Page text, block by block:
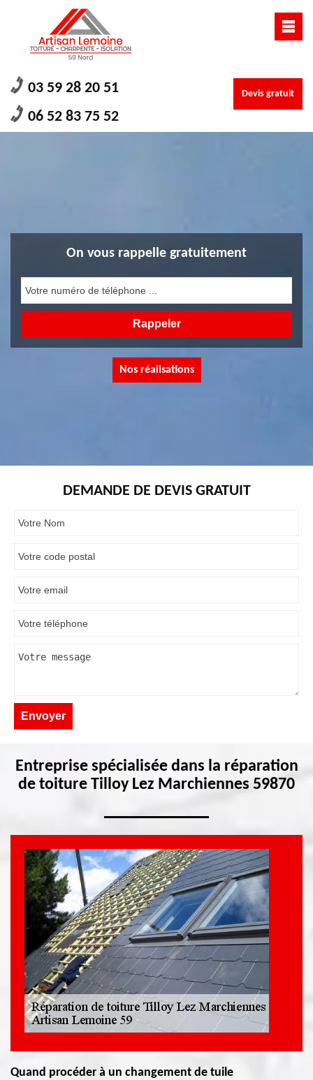
03 59 28 20 51
06 52 83 75 52
Devis gratuit
On vous rappelle gratuitement
Nos réalisations
DEMANDE DE DEVIS GRATUIT
Entreprise spécialisée dans la réparation
de toiture Tilloy Lez Marchiennes 59870
Quand procéder à un changement de tuile